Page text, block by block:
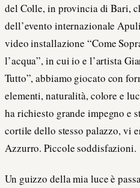
del Colle, in provincia di Bari,
dell’evento internazionale
video installazione “Come
l’acqua”, in cui io e l’artista
Tutto”, abbiamo giocato con
elementi, naturalità, colore e
ha richiesto grande impegno e
cortile dello stesso palazzo, vi
Azzurro. Piccole soddisfazioni.
Un guizzo della mia luce è